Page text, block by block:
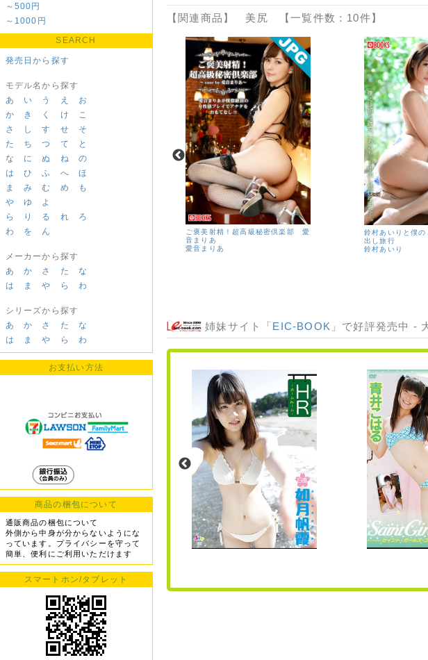
～500円
～1000円
SEARCH
発売日から探す
モデル名から探す
あ
い う え
お
か
き く け
こ
さ
し す せ
そ
た
ち つ て
と
な
に ぬ ね
の
は
ひ ふ へ
ほ
ま
み む め
も
や
ゆ
よ
ら
り る れ
ろ
わ
を ん
メーカーから探す
あ
か さ た
な
は
ま や ら わ
シリーズから探す
あ
か さ た
な
は
ま や ら わ
お支払い方法
商品の梱包について
通販商品の梱包について
外側から中身が分からないようにな
っています。プライバシーを守って
簡単、便利にご利用いただけます
スマートホン/タブレット
【関連商品】 美尻 【一覧件数：10件】
PURE TEEN ＃03 詩乃ちゃん
ご褒美射精！超高級秘密倶楽部 愛
音まりあ
愛音まりあ
鈴村あいりと僕の
出し旅行
鈴村あいり
姉妹サイト「EIC-BOOK 」で好評発売中 -